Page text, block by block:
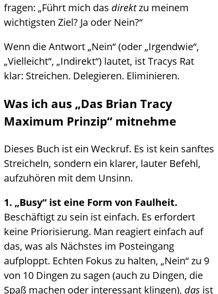
fragen: „Führt mich das direktzu meinem
wichtigsten Ziel? Ja oder Nein?“
Wenn die Antwort „Nein“ (oder „Irgendwie“,
„Vielleicht“, „Indirekt“) lautet, ist Tracys Rat
klar: Streichen. Delegieren. Eliminieren.
Was ich aus „Das Brian Tracy
Maximum Prinzip“ mitnehme
Dieses Buch ist ein Weckruf. Es ist kein sanftes
Streicheln, sondern ein klarer, lauter Befehl,
aufzuhören mit dem Unsinn.
1. „Busy“ ist eine Form von Faulheit.
Beschäftigt zu sein ist einfach. Es erfordert
keine Priorisierung. Man reagiert einfach auf
das, was als Nächstes im Posteingang
aufploppt. Echten Fokus zu halten, „Nein“ zu 9
von 10 Dingen zu sagen (auch zu Dingen, die
Spaß machen oder interessant klingen), das ist